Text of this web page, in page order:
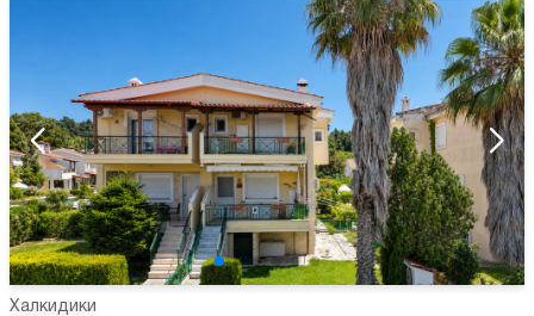
Халкидики